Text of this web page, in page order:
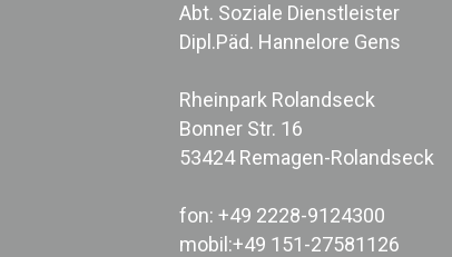
Abt. Soziale Dienstleister
Dipl.Päd. Hannelore Gens
Rheinpark Rolandseck
Bonner Str. 16
53424 Remagen-Rolandseck
fon: +49 2228-9124300
mobil:+49 151-27581126